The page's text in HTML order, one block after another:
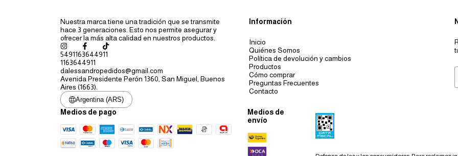
Nuestra marca tiene una tradición que se transmite
hace 3 generaciones. Esto nos permite asegurar y
ofrecer la más alta calidad en nuestros productos.
5491163644911
1163644911
dalessandropedidos@gmail.com
Avenida Presidente Perón 1360, San Miguel, Buenos
Aires (1663).
Información
Inicio
Quiénes Somos
Política de devolución y cambios
Productos
Cómo comprar
Preguntas Frecuentes
Contacto
Argentina (ARS)
Medios de pago
Medios de
envío